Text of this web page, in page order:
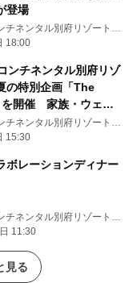
登場
ネンタル別府リゾート＆
18:00
ンチネンタル別府リゾ
の特別企画「The
開催 家族・ウェル
ートの3つの滞在体験
ネンタル別府リゾート＆
15:30
ボレーションディナー
ネンタル別府リゾート＆
11:30
見る